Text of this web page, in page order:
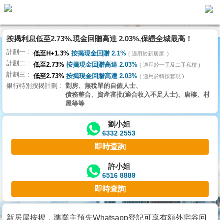
代
理
主
頁
搵
樓/
交
業
主
宅
谷
按揭利息低至2.73%,現金回贈高達 2.03%,保證全城最高！
計劃一 低至H+1.3% 按揭現金回贈 2.1% 適用於新居屋
計劃二 低至2.73% 按揭現金回贈高達 2.03% 適用於一手及二手私樓
計劃三 低至2.73% 按揭現金回贈高達 2.03% 適用於轉按套現
銀行特別按揭計劃
劏房、無稅單的自僱人士、
債務整合、資產審批(適合收入不足人士)、唐樓、村
屋等等
劉小姐
6332 2553
即時查詢
許小姐
6516 8889
即時查詢
新居屋按揭，準業主預先Whatsapp登記可享有額外宅谷回